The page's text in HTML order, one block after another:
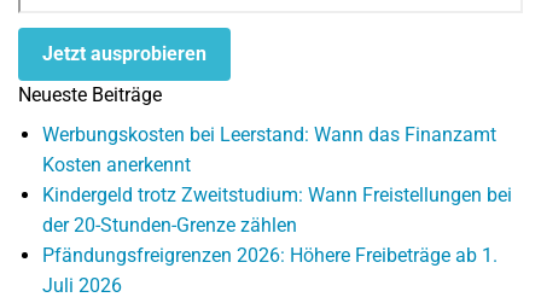
Jetzt ausprobieren
Neueste Beiträge
Werbungskosten bei Leerstand: Wann das Finanzamt
Kosten anerkennt
Kindergeld trotz Zweitstudium: Wann Freistellungen bei
der 20-Stunden-Grenze zählen
Pfändungsfreigrenzen 2026: Höhere Freibeträge ab 1.
Juli 2026